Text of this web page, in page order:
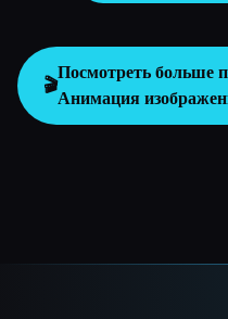
🎬
Посмотреть больше
Анимация